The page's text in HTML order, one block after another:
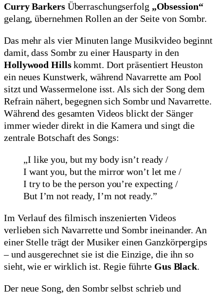
Curry BarkersÜberraschungserfolg „Obsession“
gelang, übernehmen Rollen an der Seite von Sombr.
Das mehr als vier Minuten lange Musikvideo beginnt
damit, dass Sombr zu einer Hausparty in den
Hollywood Hillskommt. Dort präsentiert Heuston
ein neues Kunstwerk, während Navarrette am Pool
sitzt und Wassermelone isst. Als sich der Song dem
Refrain nähert, begegnen sich Sombr und Navarrette.
Während des gesamten Videos blickt der Sänger
immer wieder direkt in die Kamera und singt die
zentrale Botschaft des Songs:
„I like you, but my body isn’t ready /
I want you, but the mirror won’t let me /
I try to be the person you’re expecting /
But I’m not ready, I’m not ready.”
Im Verlauf des filmisch inszenierten Videos
verlieben sich Navarrette und Sombr ineinander. An
einer Stelle trägt der Musiker einen Ganzkörpergips
– und ausgerechnet sie ist die Einzige, die ihn so
sieht, wie er wirklich ist. Regie führte Gus Black.
Der neue Song, den Sombr selbst schrieb und